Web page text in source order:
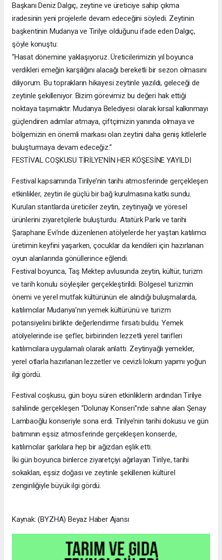
Başkanı Deniz Dalgıç, zeytine ve üreticiye sahip çıkma
iradesinin yeni projelerle devam edeceğini söyledi. Zeytinin
başkentinin Mudanya ve Tirilye olduğunu ifade eden Dalgıç,
şöyle konuştu:
“Hasat dönemine yaklaşıyoruz. Üreticilerimizin yıl boyunca
verdikleri emeğin karşılığını alacağı bereketli bir sezon olmasını
diliyorum. Bu toprakların hikayesi zeytinle yazıldı, geleceği de
zeytinle şekilleniyor. Bizim görevimiz bu değeri hak ettiği
noktaya taşımaktır. Mudanya Belediyesi olarak kırsal kalkınmayı
güçlendiren adımlar atmaya, çiftçimizin yanında olmaya ve
bölgemizin en önemli markası olan zeytini daha geniş kitlelerle
buluşturmaya devam edeceğiz.”
FESTİVAL COŞKUSU TİRİLYE’NİN HER KÖŞESİNE YAYILDI
Festival kapsamında Tirilye’nin tarihi atmosferinde gerçekleşen
etkinlikler, zeytin ile güçlü bir bağ kurulmasına katkı sundu.
Kurulan stantlarda üreticiler zeytin, zeytinyağı ve yöresel
ürünlerini ziyaretçilerle buluşturdu. Atatürk Parkı ve tarihi
Şaraphane Evi’nde düzenlenen atölyelerde her yaştan katılımcı
üretimin keyfini yaşarken, çocuklar da kendileri için hazırlanan
oyun alanlarında gönüllerince eğlendi.
Festival boyunca, Taş Mektep avlusunda zeytin, kültür, turizm
ve tarih konulu söyleşiler gerçekleştirildi. Bölgesel turizmin
önemi ve yerel mutfak kültürünün ele alındığı buluşmalarda,
katılımcılar Mudanya’nın yemek kültürünü ve turizm
potansiyelini birlikte değerlendirme fırsatı buldu. Yemek
atölyelerinde ise şefler, birbirinden lezzetli yerel tarifleri
katılımcılara uygulamalı olarak anlattı. Zeytinyağlı yemekler,
yerel otlarla hazırlanan lezzetler ve cevizli lokum yapımı yoğun
ilgi gördü.
Festival coşkusu, gün boyu süren etkinliklerin ardından Tirilye
sahilinde gerçekleşen “Dolunay Konseri”nde sahne alan Şenay
Lambaoğlu konseriyle sona erdi. Tirilye’nin tarihi dokusu ve gün
batımının eşsiz atmosferinde gerçekleşen konserde,
katılımcılar şarkılara hep bir ağızdan eşlik etti.
İki gün boyunca binlerce ziyaretçiyi ağırlayan Tirilye, tarihi
sokakları, eşsiz doğası ve zeytinle şekillenen kültürel
zenginliğiyle büyük ilgi gördü.
Kaynak: (BYZHA) Beyaz Haber Ajansı